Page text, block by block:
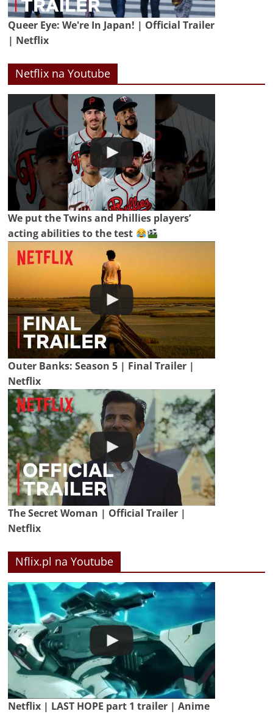
Queer Eye: We're In Japan! | Official Trailer
| Netflix
Netflix na Youtube
We put the Twins and Phillies players’
acting abilities to the test
Outer Banks: Season 5 | Final Trailer |
Netflix
The Secret Woman | Official Trailer |
Netflix
Nflix.pl na Youtube
Netflix | LAST HOPE part 1 trailer | Anime